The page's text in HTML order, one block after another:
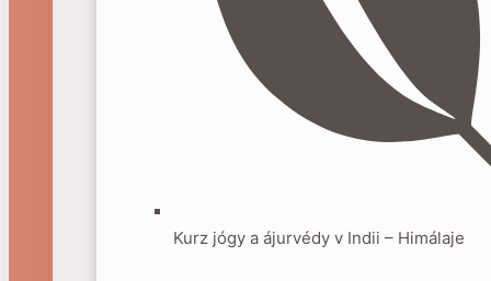
Kurz jógy a ájurvédy v Indii – Himálaje